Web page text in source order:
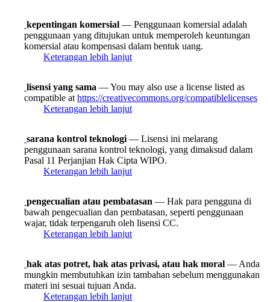
kepentingan komersial — Penggunaan komersial adalah
penggunaan yang ditujukan untuk memperoleh keuntungan
komersial atau kompensasi dalam bentuk uang.
Keterangan lebih lanjut
lisensi yang sama — You may also use a license listed as
compatible at https://creativecommons.org/compatiblelicenses
Keterangan lebih lanjut
sarana kontrol teknologi — Lisensi ini melarang
penggunaan sarana kontrol teknologi, yang dimaksud dalam
Pasal 11 Perjanjian Hak Cipta WIPO.
Keterangan lebih lanjut
pengecualian atau pembatasan — Hak para pengguna di
bawah pengecualian dan pembatasan, seperti penggunaan
wajar, tidak terpengaruh oleh lisensi CC.
Keterangan lebih lanjut
hak atas potret, hak atas privasi, atau hak moral — Anda
mungkin membutuhkan izin tambahan sebelum menggunakan
materi ini sesuai tujuan Anda.
Keterangan lebih lanjut